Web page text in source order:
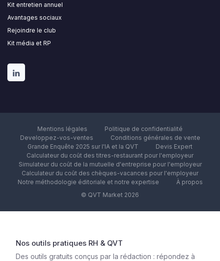
Kit entretien annuel
Avantages sociaux
Rejoindre le club
Kit média et RP
Mentions légales
Politique de confidentialité
Developpez-vos-ventes
Conditions générales de vente
Grande Enquête 2025 sur l'IA et la QVT
Devis Expert
Calculateur du coût des titres-restaurant pour l'employeur
Simulateur du coût de la mutuelle d'entreprise pour l'employeur
Calculateur du coût des chèques-vacances pour l'employeur
Notre méthodologie éditoriale et notre expertise
À propos
© QVT Market 2026
Nos outils pratiques RH & QVT
Des outils gratuits conçus par la rédaction : répondez à